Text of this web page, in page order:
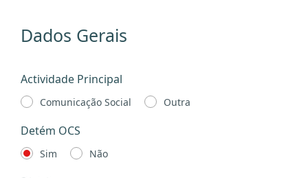
Dados Gerais
Actividade Principal
Comunicação Social Outra
Detém OCS
Sim Não